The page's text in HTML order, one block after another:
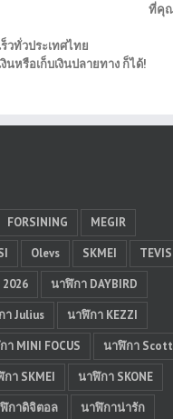
ที่คุณ
วทั่วประเทศไทย
นหรือเก็บเงินปลายทาง ก็ได้!
FORSINING
MEGIR
Olevs SKMEI
นาฬิกา DAYBIRD
Julius
นาฬิกา KEZZI
MINI FOCUS
นาฬิกา
า SKMEI
นาฬิกา SKONE
กาดิจิตอล
นาฬิกาน่ารัก